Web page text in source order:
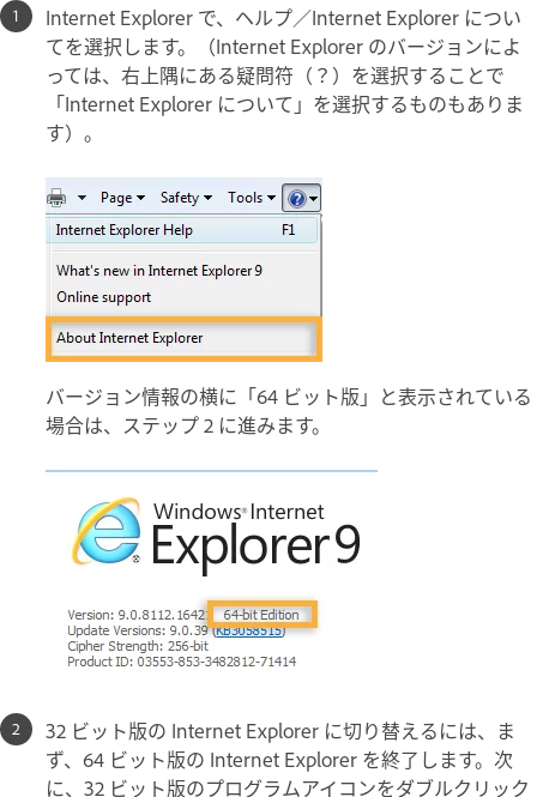
Internet Explorer で、ヘルプ／Internet Explorer につい
てを選択します。（Internet Explorer のバージョンによ
っては、右上隅にある疑問符（？）を選択することで
「Internet Explorer について」を選択するものもありま
す）。
バージョン情報の横に「64 ビット版」と表示されている
場合は、ステップ 2 に進みます。
32 ビット版の Internet Explorer に切り替えるには、ま
ず、64 ビット版の Internet Explorer を終了します。次
に、32 ビット版のプログラムアイコンをダブルクリック